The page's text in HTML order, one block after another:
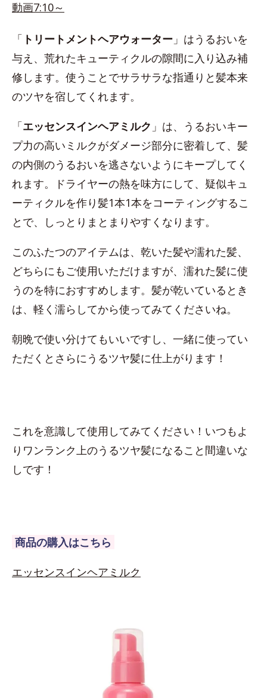
動画7:10～
「 トリートメントヘアウォーター 」はうるおいを
与え、荒れたキューティクルの隙間に入り込み補
修します。使うことでサラサラな指通りと髪本来
のツヤを宿してくれます。
「エッセンスインヘアミルク 」は、うるおいキー
プ力の高いミルクがダメージ部分に密着して、髪
の内側のうるおいを逃さないようにキープしてく
れます。ドライヤーの熱を味方にして、疑似キュ
ーティクルを作り髪1本1本をコーティングするこ
とで、しっとりまとまりやすくなります。
このふたつのアイテムは、乾いた髪や濡れた髪、
どちらにもご使用いただけますが、濡れた髪に使
うのを特におすすめします。髪が乾いているとき
は、軽く濡らしてから使ってみてくださいね。
朝晩で使い分けてもいいですし、一緒に使ってい
ただくとさらにうるツヤ髪に仕上がります！
これを意識して使用してみてください！いつもよ
りワンランク上のうるツヤ髪になること間違いな
しです！
商品の購入はこちら
エッセンスインヘアミルク